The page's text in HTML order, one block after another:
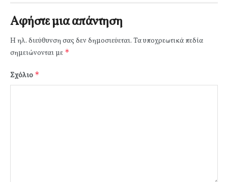
Αφήστε μια απάντηση
Η ηλ. διεύθυνση σας δεν δημοσιεύεται. Τα υποχρεωτικά πεδία
σημειώνονται με *
Σχόλιο *